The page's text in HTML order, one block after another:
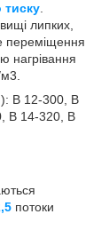
тиску.
липких,
переміщення
нагрівання
м3.
В 12-300, В
В 14-320, В
потоки